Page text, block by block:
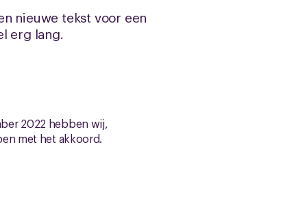
nieuwe tekst voor een
erg lang.
2022 hebben wij,
met het akkoord.